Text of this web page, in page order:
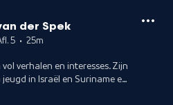
der Spek
5 • 25m
vol verhalen en interesses. Zijn
in Israël en Suriname en